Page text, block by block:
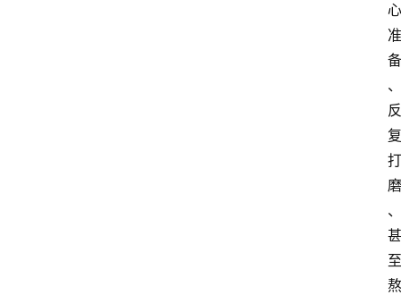
心
准
备
、
反
复
打
磨
、
甚
至
熬